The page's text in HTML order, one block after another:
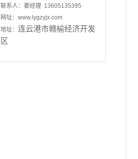
联系人：姜经理 13605135395
网址：www.lygzyjx.com
地址： 连云港市赣榆经济开发
区